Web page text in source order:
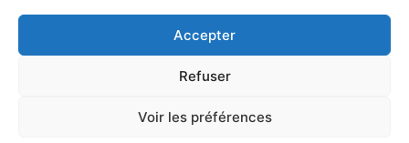
Accepter
Refuser
Voir les préférences
souvenirs inoubliables.